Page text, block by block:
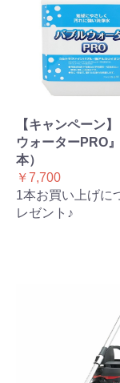
【キャンペーン
ウォーターPRO
本）
￥7,700
1本お買い上げに
レゼント♪